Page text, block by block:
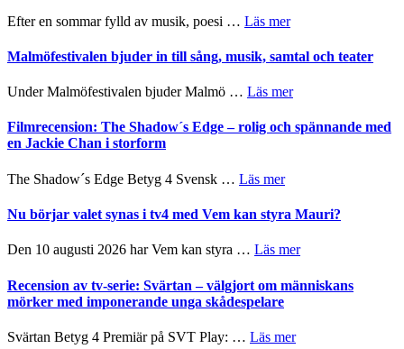
vidsträckta
mycket
Efter en sommar fylld av musik, poesi … Läs merom
Endre,
och
Pöntinen
Malmöfestivalen bjuder in till sång, musik, samtal och teater
Under Malmöfestivalen bjuder Malmö … Läs merom
bjuder
in
och
Filmrecension: The Shadow´s Edge – rolig och spännande med
en Jackie Chan i storform
The Shadow´s Edge Betyg 4 Svensk … Läs merom
The
Edge
rolig
med
Nu börjar valet synas i tv4 med Vem kan styra Mauri?
Den 10 augusti 2026 har Vem kan styra … Läs merom
börjar
valet
Recension av tv-serie: Svärtan – välgjort om människans
mörker med imponerande unga skådespelare
Svärtan Betyg 4 Premiär på SVT Play: … Läs merom